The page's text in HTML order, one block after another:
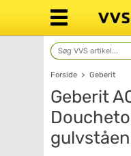
Forside > Geberit
Geberit